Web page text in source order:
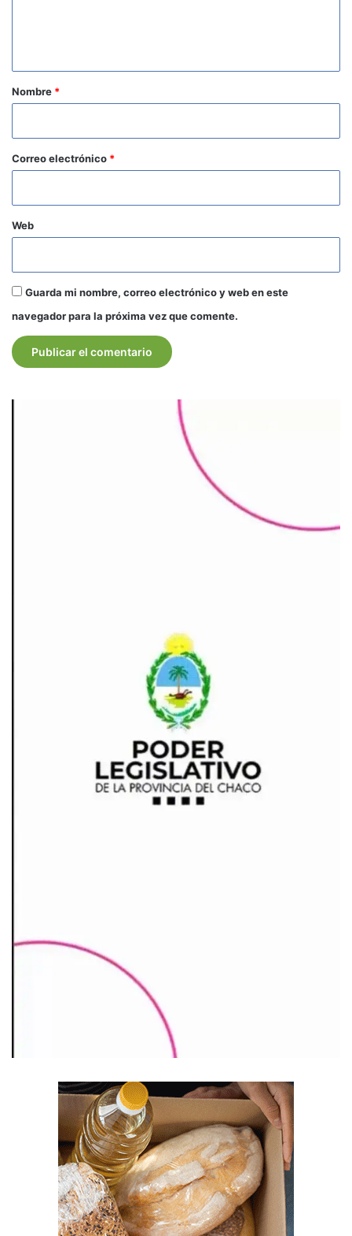
r
o
*
Nombre *
Correo electrónico *
Web
Guarda mi nombre, correo electrónico y web en este
navegador para la próxima vez que comente.